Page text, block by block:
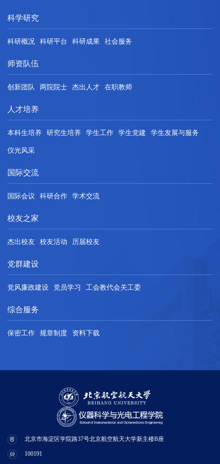
科学研究
科研概况 科研平台 科研成果 社会服务
师资队伍
创新团队 两院院士 杰出人才 在职教师
人才培养
本科生培养 研究生培养 学生工作 学生党建 学生发展与服务
仪光风采
国际交流
国际会议 科研合作 学术交流
校友之家
杰出校友 校友活动 历届校友
党群建设
党风廉政建设 党员学习 工会教代会关工委
综合服务
保密工作 规章制度 资料下载
北京市海淀区学院路37号北京航空航天大学新主楼B座
100191